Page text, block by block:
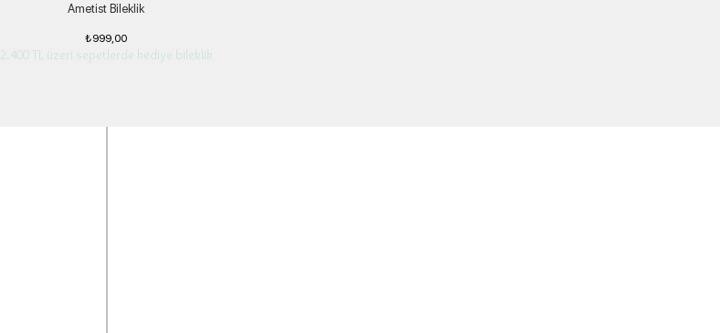
Ametist Bileklik
Fiyat
₺999,00
2.400 TL üzeri sepetlerde hediye bileklik